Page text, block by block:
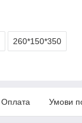
260*150*350
Оплата Умови